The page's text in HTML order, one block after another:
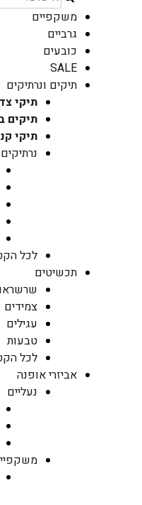
משקפיים
גרביים
כובעים
SALE
תיקים ונרתיקים
תיקי
תיקים
תיקי
נרתיקים
לכל
תכשיטים
צמידים
עגילים
טבעות
לכל
אביזרי אופנה
נעליים